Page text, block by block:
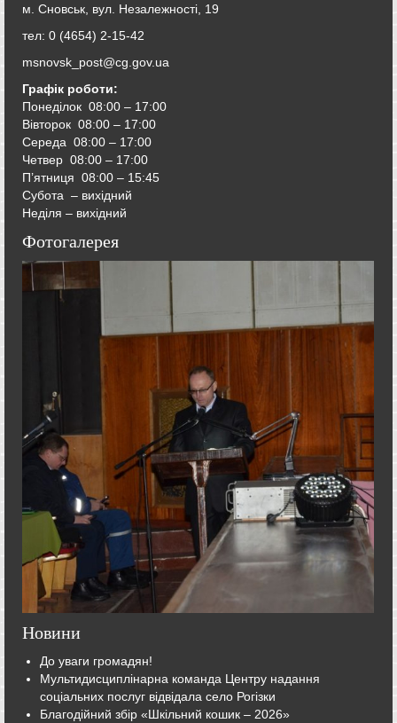
м. Сновськ, вул. Незалежності, 19
тел: 0 (4654) 2-15-42
msnovsk_post@cg.gov.ua
Графік роботи:
Понеділок 08:00 – 17:00
Вівторок 08:00 – 17:00
Середа 08:00 – 17:00
Четвер 08:00 – 17:00
П’ятниця 08:00 – 15:45
Субота – вихідний
Неділя – вихідний
Фотогалерея
Новини
До уваги громадян!
Мультидисциплінарна команда Центру надання
соціальних послуг відвідала село Рогізки
Благодійний збір «Шкільний кошик – 2026»